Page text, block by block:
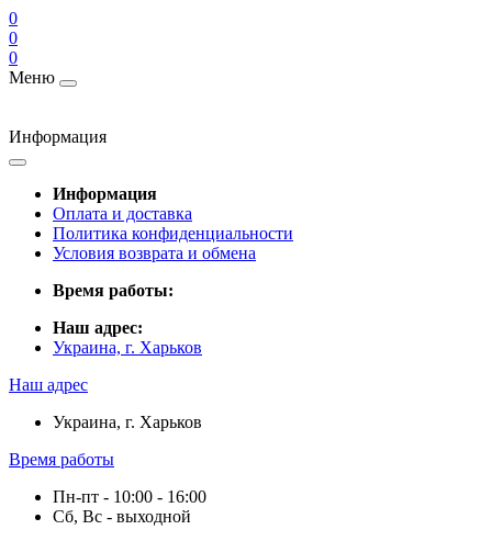
0
0
0
Меню
Информация
Информация
Оплата и доставка
Политика конфиденциальности
Условия возврата и обмена
Время работы:
Наш адрес:
Украина, г. Харьков
Наш адрес
Украина, г. Харьков
Время работы
Пн-пт - 10:00 - 16:00
Сб, Вс - выходной